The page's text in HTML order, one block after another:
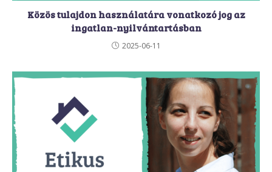
Közös tulajdon használatára vonatkozó jog az
ingatlan-nyilvántartásban
2025-06-11